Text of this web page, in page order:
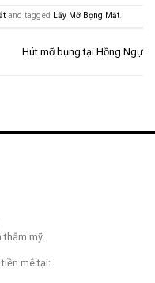
and tagged Lấy Mỡ Bọng Mắt.
Hút mỡ bụng tại Hồng Ngự
thẫm mỹ.
mê tại: